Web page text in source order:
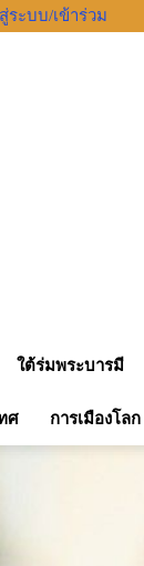
ระบบ/เข้าร่วม
ใต้ร่มพระบารมี
ศ การเมืองโลก
รมว.ต่างประเทศร